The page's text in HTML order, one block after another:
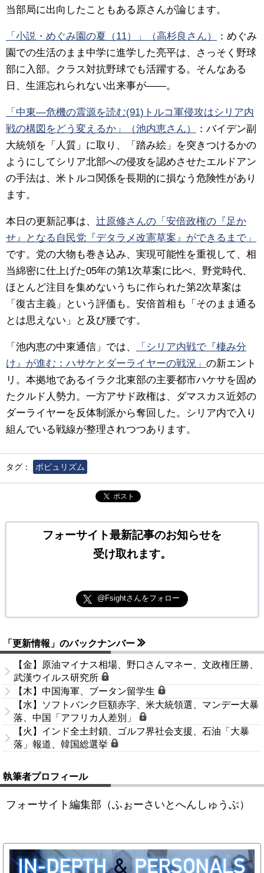
当部局に出向したこともある原さんが論じます。
「小説・めぐみ園の夏（11）」（高杉良さん）
：めぐみ
園での生活のまま中学に進学した亮平は、さっそく野球
部に入部。クラス対抗野球でも活躍する。そんなある
日、生涯忘れられない出来事が――。
「中東―危機の震源を読む(91)トルコ軍侵攻はシリア内
戦の構図をどう変えるか」（池内恵さん）
：バイデン副
大統領を「人質」に取り、「踏み絵」を突きつけるかの
ようにしてシリア北部への侵攻を認めさせたエルドアン
の手法は、米トルコ関係を長期的に損なう危険性があり
ます。
本日の更新記事は、 辻原修さんの「安倍政権の『足か
せ』となる自民党『デタラメ改憲草案』ができるまで」
です。党の大物も巻き込み、実現可能性を重視して、相
当綿密に仕上げた05年の第1次草案に比べ、野党時代、
ほとんど注目を集めないうちに作られた第2次草案は
「復古主義」という評価も。安倍首相も「そのまま通る
とは思えない」と及び腰です。
「池内恵の中東通信」では、
「シリア内戦で『棲み分
け』が進む：ハサケとダーライヤーの戦況」 の新エント
リ。本拠地であるイラク北東部の主要都市ハケサを固め
たクルド人勢力。一方アサド政権は、ダマスカス近郊の
ダーライヤーを反体制派から奪回した。シリア内で入り
組んでいる戦線が整理されつつあります。
タグ： ポピュリズム
ポスト
フォーサイト最新記事のお知らせを
受け取れます。
@Fsightさんをフォロー
「更新情報」のバックナンバー
【金】原油マイナス相場、野口さんマネー、文政権圧勝、
武漢ウイルス研究所
【木】中国海軍、ブータン留学生
【水】ソフトバンク巨額赤字、米大統領選、マンデー大暴
落、中国「アフリカ人差別」
【火】インド全土封鎖、ゴルフ界社会支援、石油「大暴
落」報道、韓国総選挙
執筆者プロフィール
フォーサイト編集部（ふぉーさいとへんしゅうぶ）